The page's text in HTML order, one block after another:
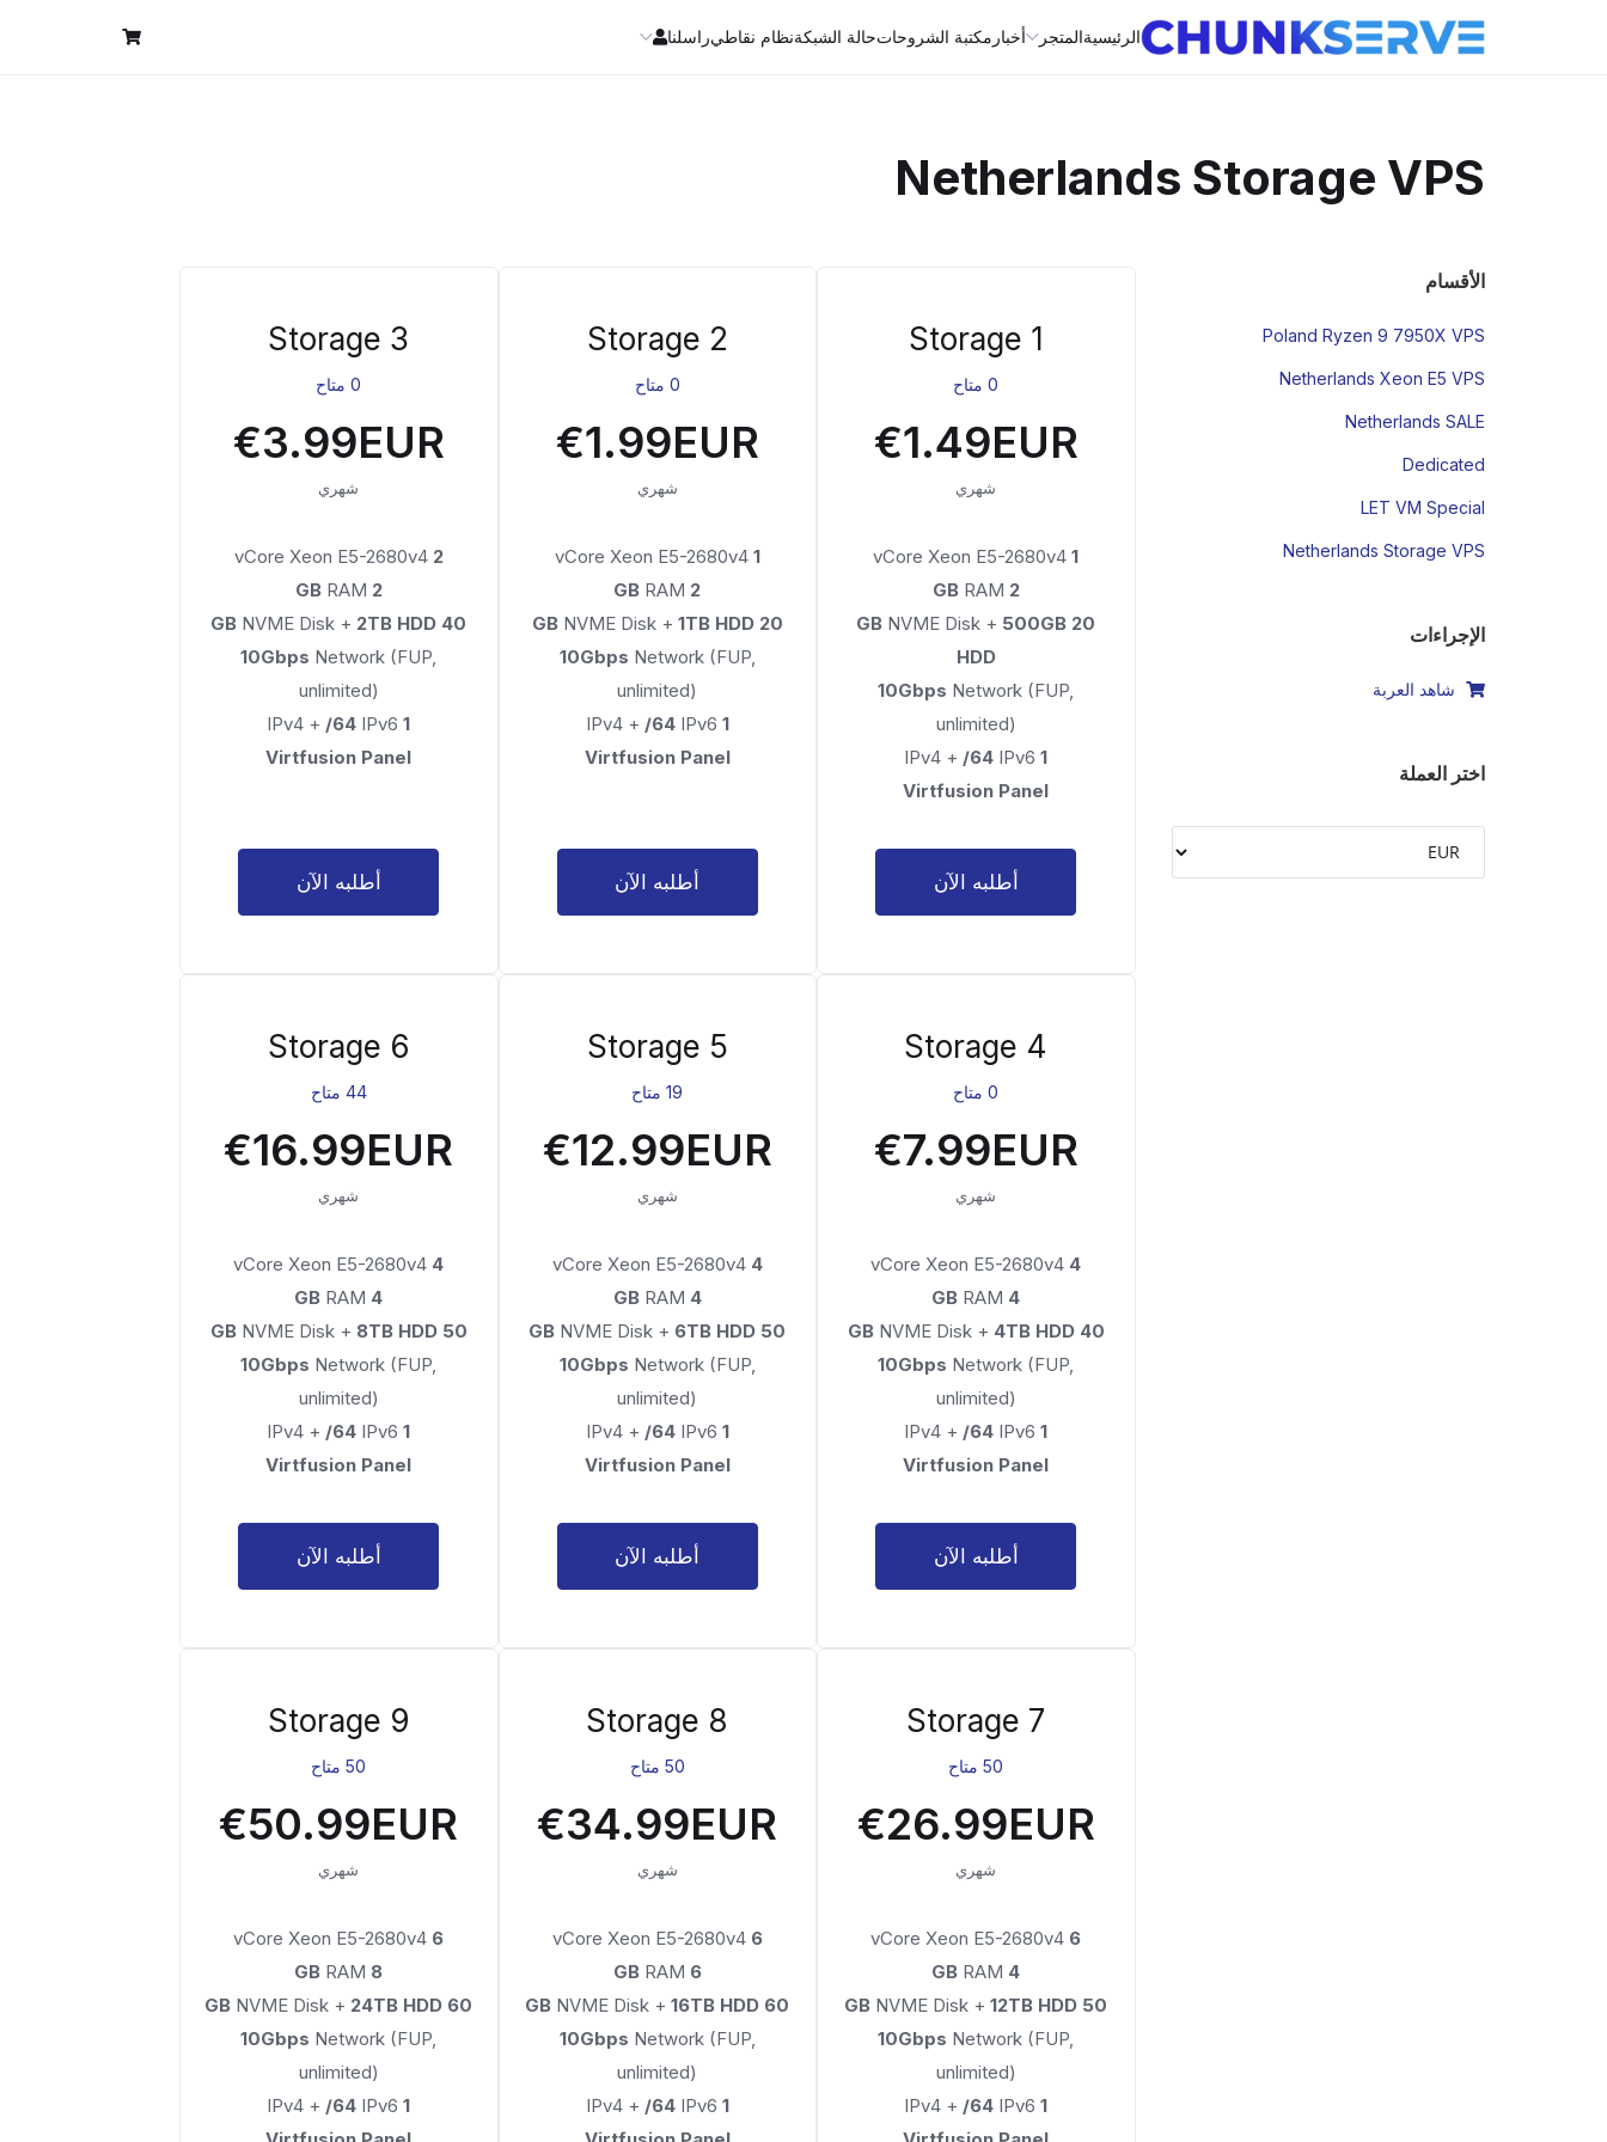
الرئيسيةالمتجر أخبار مكتبة الشروحاتحالة الشبكةنظام نقاطيراسلنا
Netherlands Storage VPS
الأقسام
Poland Ryzen 9 7950X VPS
Netherlands Xeon E5 VPS
Netherlands SALE
Dedicated
LET VM Special
Netherlands Storage VPS
الإجراءات
شاهد العربة
اختر العملة
Storage 1
0 متاح
€1.49EUR
شهري
1
vCore Xeon E5-2680v4
2 GB
RAM
20 GB
NVME Disk + 500GB
HDD
10Gbps Network (FUP,
unlimited)
1
IPv4 +
/64 IPv6
Virtfusion Panel
أطلبه الآن
Storage 2
0 متاح
€1.99EUR
شهري
1
vCore Xeon E5-2680v4
2 GB
RAM
20 GB
NVME Disk + 1TB HDD
10Gbps Network (FUP,
unlimited)
1
/64IPv6
Virtfusion Panel
أطلبه الآن
Storage 3
0 متاح
€3.99EUR
شهري
2
vCore Xeon E5-2680v4
2 GB
RAM
40 GB
NVME Disk + 2TB HDD
10Gbps Network (FUP,
unlimited)
1
IPv4 +
/64 IPv6
Virtfusion Panel
أطلبه الآن
Storage 4
0 متاح
€7.99EUR
شهري
4
4 GB
RAM
40 GB
NVME Disk + 4TB HDD
10Gbps Network (FUP,
unlimited)
1
IPv4 +
/64 IPv6
Virtfusion Panel
أطلبه الآن
Storage 5
19 متاح
€12.99EUR
شهري
4
vCore Xeon E5-2680v4
4 GB
RAM
50 GB
NVME Disk + 6TB HDD
10Gbps Network (FUP,
unlimited)
1
/64IPv6
Virtfusion Panel
أطلبه الآن
Storage 6
44 متاح
€16.99EUR
شهري
4
4 GB
RAM
50 GB
NVME Disk + 8TB HDD
10Gbps Network (FUP,
unlimited)
1
IPv4 +
/64 IPv6
Virtfusion Panel
أطلبه الآن
Storage 7
50 متاح
€26.99EUR
شهري
6
4 GB
RAM
50 GB
NVME Disk +12TB HDD
10Gbps Network (FUP,
unlimited)
1
IPv4 +
/64 IPv6
Storage 8
50 متاح
€34.99EUR
شهري
6
vCore Xeon E5-2680v4
6 GB
RAM
60 GB
NVME Disk +16TB HDD
10Gbps Network (FUP,
unlimited)
1
/64IPv6
Storage 9
50 متاح
€50.99EUR
شهري
6
8 GB
RAM
60 GB
NVME Disk + 24TB HDD
10Gbps Network (FUP,
unlimited)
1
IPv4 +
/64 IPv6